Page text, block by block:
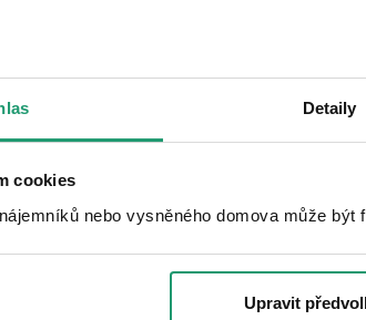
Detaily
cookies
nebo vysněného domova může
Upravit